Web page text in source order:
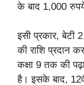
के बाद 1,000
इसी प्रकार, बेटी
की राशि प्रदान
कक्षा 9 तक की
है। इसके बाद,